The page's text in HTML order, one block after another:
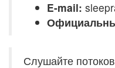
E-mail:
Слушайте